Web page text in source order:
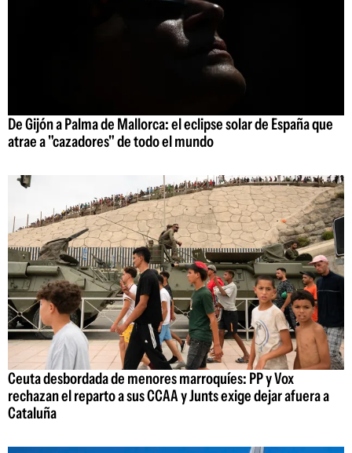
De Gijón a Palma de Mallorca: el eclipse solar de España que
atrae a "cazadores" de todo el mundo
Ceuta desbordada de menores marroquíes: PP y Vox
rechazan el reparto a sus CCAA y Junts exige dejar afuera a
Cataluña